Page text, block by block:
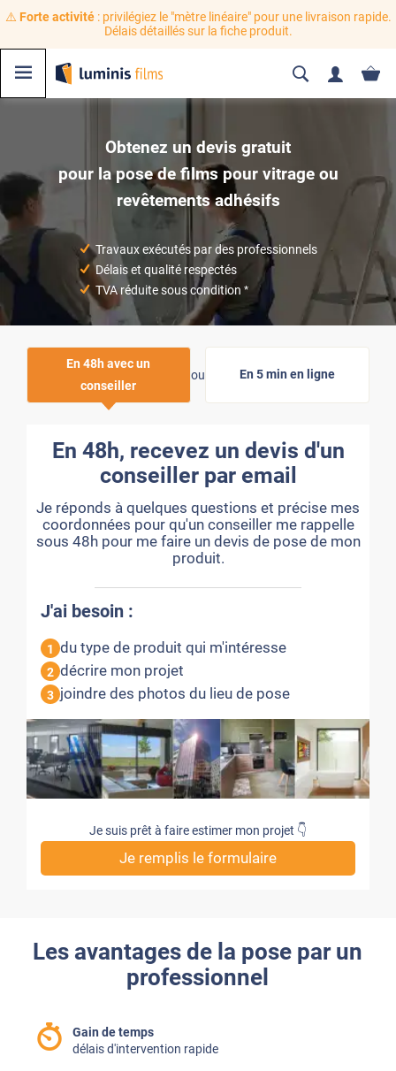
⚠️ Forte activité: privilégiez le "mètre linéaire" pour une livraison rapide.
Délais détaillés sur la fiche produit.
Obtenez un devis gratuit
pour la pose de films pour vitrage ou
revêtements adhésifs
Travaux exécutés par des professionnels
Délais et qualité respectés
TVA réduite sous condition*
En 48h avec un
conseiller
ou En 5 min en ligne
En 48h, recevez un devis d'un
conseiller par email
Je réponds à quelques questions et précise mes
coordonnées pour qu'un conseiller me rappelle
sous 48h pour me faire un devis de pose de mon
produit.
J'ai besoin :
1 du type de produit qui m'intéresse
2 décrire mon projet
3 joindre des photos du lieu de pose
Je suis prêt à faire estimer mon projet 👇
Je remplis le formulaire
Les avantages de la pose par un
professionnel
Gain de temps
délais d'intervention rapide